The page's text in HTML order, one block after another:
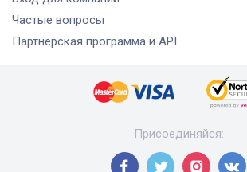
Частые вопросы
Партнерская программа и API
Присоединяйся: